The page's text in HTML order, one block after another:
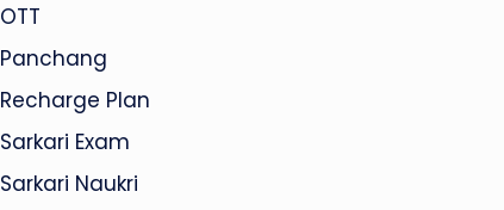
OTT
Panchang
Recharge Plan
Sarkari Exam
Sarkari Naukri